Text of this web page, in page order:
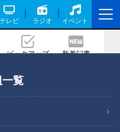
テレビ ラジオ イベント
ピックアップ 新着記事
覧
カスタードの
フード】